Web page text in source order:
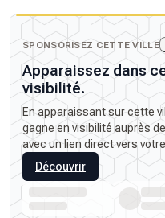
SPONSORISEZ CETTE VILLE
Apparaissez dans
visibilité.
En apparaissant sur cette
gagne en visibilité auprès
avec un lien direct vers
Découvrir